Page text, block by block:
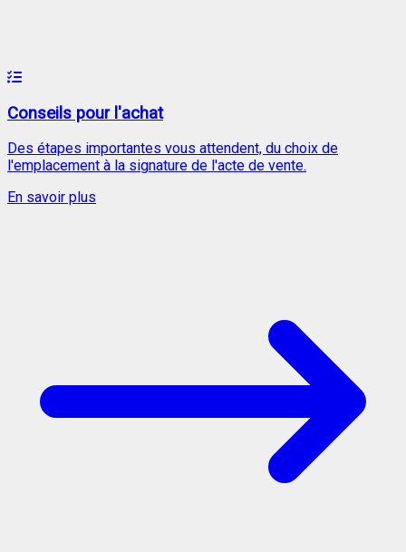
Conseils pour l'achat
Des étapes importantes vous attendent, du choix de
l'emplacement à la signature de l'acte de vente.
En savoir plus